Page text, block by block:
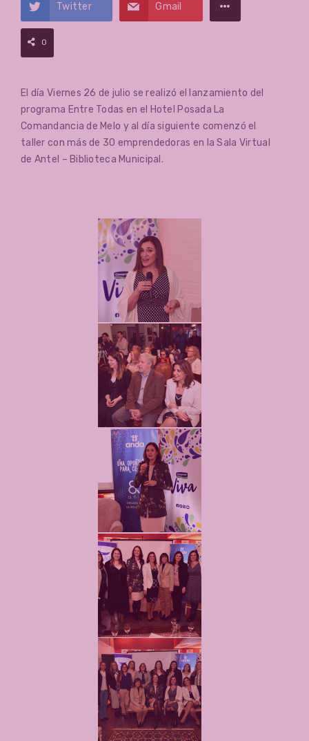
Twitter Gmail
0
El día Viernes 26 de julio se realizó el lanzamiento del
programa Entre Todas en el Hotel Posada La
Comandancia de Melo y al día siguiente comenzó el
taller con más de 30 emprendedoras en la Sala Virtual
de Antel – Biblioteca Municipal.